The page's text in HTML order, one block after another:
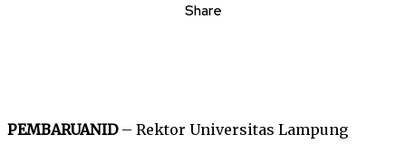
Share
PEMBARUANID– Rektor Universitas Lampung